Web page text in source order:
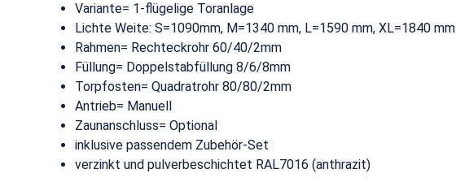
Variante= 1-flügelige Toranlage
Lichte Weite: S=1090mm, M=1340 mm, L=1590 mm, XL=1840 mm
Rahmen= Rechteckrohr 60/40/2mm
Füllung= Doppelstabfüllung 8/6/8mm
Torpfosten= Quadratrohr 80/80/2mm
Antrieb= Manuell
Zaunanschluss= Optional
inklusive passendem Zubehör-Set
verzinkt und pulverbeschichtet RAL7016 (anthrazit)